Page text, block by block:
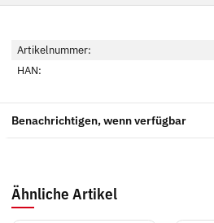
Artikelnummer:
HAN:
Benachrichtigen, wenn verfügbar
Ähnliche Artikel